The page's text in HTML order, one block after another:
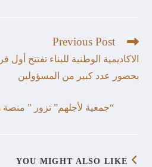
Previous Post
الاكاديمية الوطنية للبناء تفتتح
بحضور عدد كبير من المسؤولين
“جمعية لأجلهم” تزور ”
YOU MIGHT ALSO LIKE